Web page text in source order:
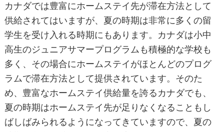
カナダでは豊富にホームステイ先が滞在方法として
供給されてはいますが、夏の時期は非常に多くの留
学生を受け入れる時期にもあります。カナダは小中
高生のジュニアサマープログラムも積極的な学校も
多く、その場合にホームステイがほとんどのプログ
ラムで滞在方法として提供されています。そのた
め、豊富なホームステイ供給量を誇るカナダでも、
夏の時期はホームステイ先が足りなくなることもし
ばしばみられるようになってきていますので、夏の